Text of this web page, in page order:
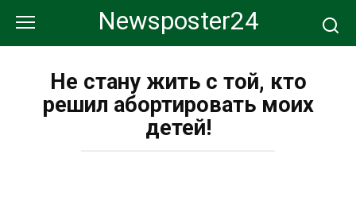
контенту
Newsposter24
Не стану жить с той, кто
решил абортировать моих
детей!